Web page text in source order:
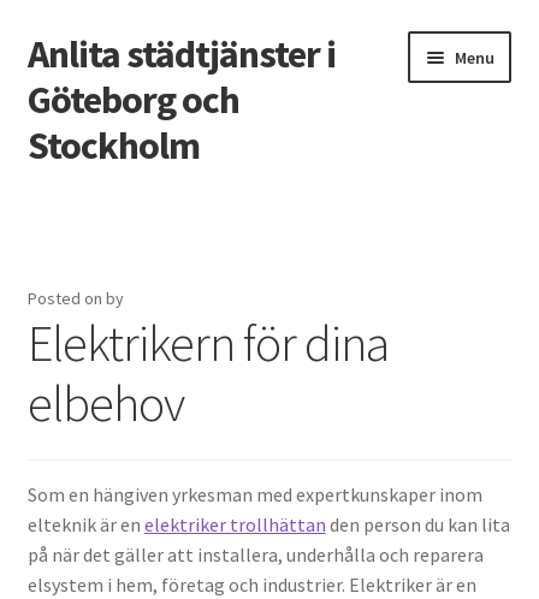
Skip
to
navigation
Skip
to
content
Anlita städtjänster i
Göteborg och
Stockholm
Menu
Posted on by
Elektrikern för dina
elbehov
Som en hängiven yrkesman med expertkunskaper inom
elteknik är en elektriker trollhättan den person du kan lita
på när det gäller att installera, underhålla och reparera
elsystem i hem, företag och industrier. Elektriker är en